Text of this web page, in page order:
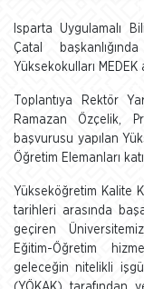
Isparta Uygulamalı
Çatal
Yüksekokulları
Toplantıya Rektör
Ramazan Özçelik,
başvurusu yapılan
Öğretim Elemanları
Yükseköğretim Kalite
tarihleri arasında
geçiren
Eğitim-Öğretim
geleceğin nitelikli